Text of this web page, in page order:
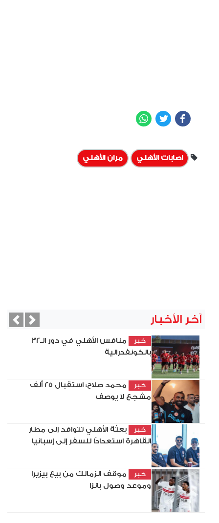
Facebook
Twitter
اصابات الأهلي مران الأهلي
آخر الأخبار
خبر
منافس الأهلي في دور الـ32
بالكونفدرالية
خبر
محمد صلاح: استقبال 25 ألف
مشجع لا يوصف
خبر
بعثة الأهلي تتوافد إلى مطار
القاهرة استعدادًا للسفر إلى إسبانيا
خبر
موقف الزمالك من بيع بيزيرا
وموعد وصول بانزا
Next